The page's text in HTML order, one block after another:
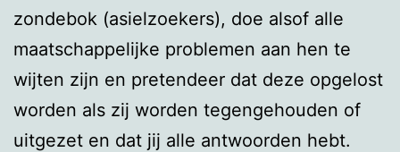
zondebok (asielzoekers), doe alsof alle
maatschappelijke problemen aan hen te
wijten zijn en pretendeer dat deze opgelost
worden als zij worden tegengehouden of
uitgezet en dat jij alle antwoorden hebt.